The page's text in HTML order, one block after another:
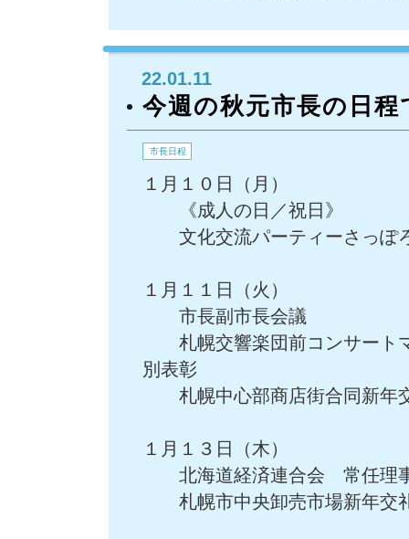
22.01.11
今週の秋元市長の日程
市長日程
１月１０日（月）
《成人の日／祝日》
文化交流パーティーさっぽ
１月１１日（火）
市長副市長会議
札幌交響楽団前コンサート
別表彰
札幌中心部商店街合同新年
１月１３日（木）
北海道経済連合会 常任理
札幌市中央卸売市場新年交